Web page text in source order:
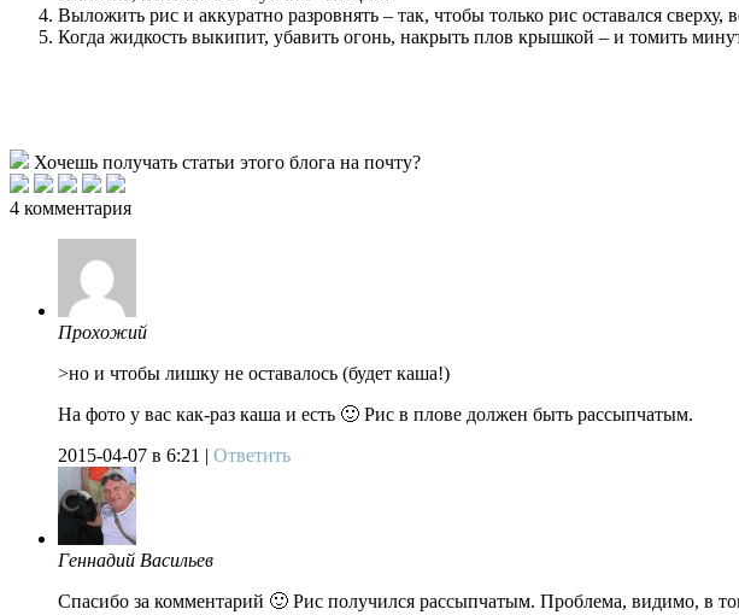
Выложить рис и аккуратно разровнять – так, чтобы только рис оставался
Когда жидкость выкипит, убавить огонь, накрыть плов крышкой – и томить
Хочешь получать статьи этого блога на почту?
4 комментария
Прохожий
>но и чтобы лишку не оставалось (будет каша!)
На фото у вас как-раз каша и есть 🙂 Рис в плове должен быть рассыпчатым.
2015-04-07 в 6:21 | Ответить
Геннадий Васильев
Спасибо за комментарий 🙂 Рис получился рассыпчатым. Проблема, видимо, в